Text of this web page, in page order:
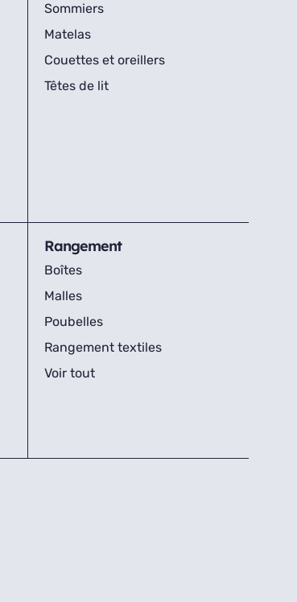
Sommiers
Matelas
Couettes et oreillers
Têtes de lit
Rangement
Boîtes
Malles
Poubelles
Rangement textiles
Voir tout